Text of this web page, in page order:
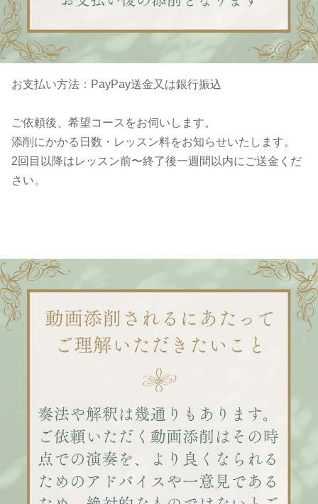
お支払い方法：PayPay送金又は銀行振込
ご依頼後、希望コースをお伺いします。
添削にかかる日数・レッスン料をお知らせいたします。
2回目以降はレッスン前〜終了後一週間以内にご送金くだ
さい。